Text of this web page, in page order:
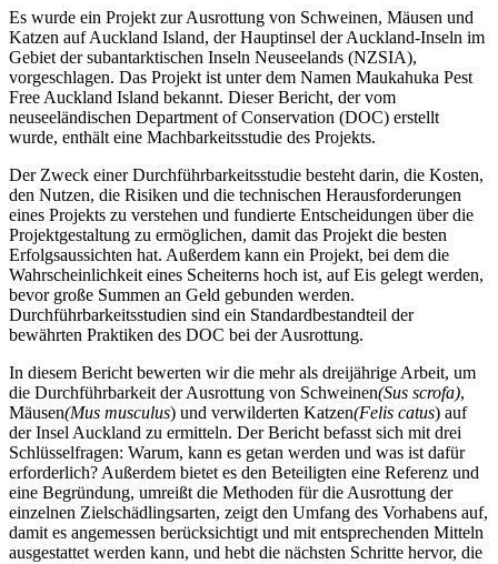
Es wurde ein Projekt zur Ausrottung von Schweinen, Mäusen und
Katzen auf Auckland Island, der Hauptinsel der Auckland-Inseln im
Gebiet der subantarktischen Inseln Neuseelands (NZSIA),
vorgeschlagen. Das Projekt ist unter dem Namen Maukahuka Pest
Free Auckland Island bekannt. Dieser Bericht, der vom
neuseeländischen Department of Conservation (DOC) erstellt
wurde, enthält eine Machbarkeitsstudie des Projekts.
Der Zweck einer Durchführbarkeitsstudie besteht darin, die Kosten,
den Nutzen, die Risiken und die technischen Herausforderungen
eines Projekts zu verstehen und fundierte Entscheidungen über die
Projektgestaltung zu ermöglichen, damit das Projekt die besten
Erfolgsaussichten hat. Außerdem kann ein Projekt, bei dem die
Wahrscheinlichkeit eines Scheiterns hoch ist, auf Eis gelegt werden,
bevor große Summen an Geld gebunden werden.
Durchführbarkeitsstudien sind ein Standardbestandteil der
bewährten Praktiken des DOC bei der Ausrottung.
In diesem Bericht bewerten wir die mehr als dreijährige Arbeit, um
die Durchführbarkeit der Ausrottung von Schweinen(Sus scrofa),
Mäusen(Mus musculus) und verwilderten Katzen(Felis catus) auf
der Insel Auckland zu ermitteln. Der Bericht befasst sich mit drei
Schlüsselfragen: Warum, kann es getan werden und was ist dafür
erforderlich? Außerdem bietet es den Beteiligten eine Referenz und
eine Begründung, umreißt die Methoden für die Ausrottung der
einzelnen Zielschädlingsarten, zeigt den Umfang des Vorhabens auf,
damit es angemessen berücksichtigt und mit entsprechenden Mitteln
ausgestattet werden kann, und hebt die nächsten Schritte hervor, die